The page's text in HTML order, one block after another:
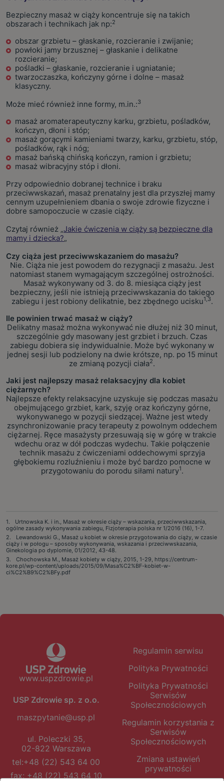
Bezpieczny masaż w ciąży koncentruje się na takich
obszarach i technikach jak np:2
obszar grzbietu – głaskanie, rozcieranie i zwijanie;
powłoki jamy brzusznej – głaskanie i delikatne
rozcieranie;
pośladki – głaskanie, rozcieranie i ugniatanie;
twarzoczaszka, kończyny górne i dolne – masaż
klasyczny.
Może mieć również inne formy, m.in.:3
masaż aromaterapeutyczny karku, grzbietu, pośladków,
kończyn, dłoni i stóp;
masaż gorącymi kamieniami twarzy, karku, grzbietu, stóp,
pośladków, rąk i nóg;
masaż bańską chińską kończyn, ramion i grzbietu;
masaż wibracyjny stóp i dłoni.
Przy odpowiednio dobranej technice i braku
przeciwwskazań, masaż prenatalny jest dla przyszłej mamy
cennym uzupełnieniem dbania o swoje zdrowie fizyczne i
dobre samopoczucie w czasie ciąży.
Czytaj również „Jakie ćwiczenia w ciąży są bezpieczne dla
mamy i dziecka?„
Czy ciąża jest przeciwwskazaniem do masażu?
Nie. Ciąża nie jest powodem do rezygnacji z masażu. Jest
natomiast stanem wymagającym szczególnej ostrożności.
Masaż wykonywany od 3. do 8. miesiąca ciąży jest
bezpieczny, jeśli nie istnieją przeciwwskazania do takiego
zabiegu i jest robiony delikatnie, bez zbędnego ucisku1,3.
Ile powinien trwać masaż w ciąży?
Delikatny masaż można wykonywać nie dłużej niż 30 minut,
szczególnie gdy masowany jest grzbiet i brzuch. Czas
zabiegu dobiera się indywidualnie. Może być wykonany w
jednej sesji lub podzielony na dwie krótsze, np. po 15 minut
ze zmianą pozycji ciała2.
Jaki jest najlepszy masaż relaksacyjny dla kobiet
ciężarnych?
Najlepsze efekty relaksacyjne uzyskuje się podczas masażu
obejmującego grzbiet, kark, szyję oraz kończyny górne,
wykonywanego w pozycji siedzącej. Ważne jest wtedy
zsynchronizowanie pracy terapeuty z powolnym oddechem
ciężarnej. Ręce masażysty przesuwają się w górę w trakcie
wdechu oraz w dół podczas wydechu. Takie połączenie
technik masażu z ćwiczeniami oddechowymi sprzyja
głębokiemu rozluźnieniu i może być bardzo pomocne w
przygotowaniu do porodu siłami natury1.
Urtnowska K. i in., Masaż w okresie ciąży – wskazania, przeciwwskazania,
ogólne zasady wykonywania zabiegu, Fizjoterapia polska nr 1/2016 (16), 1-7.
Lewandowski G., Masaż u kobiet w okresie przygotowania do ciąży, w czasie
ciąży i w połogu – sposoby wykonywania, wskazania i przeciwwskazania,
Ginekologia po dyplomie, 01/2012, 43-48.
Chochowska M., Masaż kobiety w ciąży, 2015, 1-29, https://centrum-
kore.pl/wp-content/uploads/2015/09/Masa%C2%BF-kobiet-w-
ci%C2%B9%C2%BFy.pdf
www.uspzdrowie.pl
USP Zdrowie sp. z o.o.
maszpytanie@usp.pl
ul. Poleczki 35,
02-822 Warszawa
tel:+48 (22) 543 64 00
fax: +48 (22) 543 64 10
Regulamin serwisu
Polityka Prywatności
Polityka Prywatności
Serwisów
Społecznościowych
Regulamin korzystania z
Serwisów
Społecznościowych
Zmiana ustawień
prywatności